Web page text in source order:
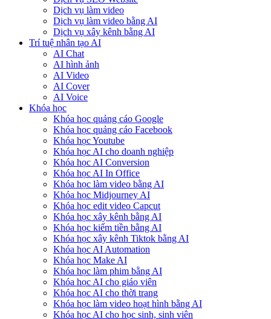
Dịch vụ làm video
Dịch vụ làm video bằng AI
Dịch vụ xây kênh bằng AI
Trí tuệ nhân tạo AI
AI Chat
AI hình ảnh
AI Video
AI Cover
AI Voice
Khóa học
Khóa học quảng cáo Google
Khóa học quảng cáo Facebook
Khóa học Youtube
Khóa học AI cho doanh nghiệp
Khóa học AI Conversion
Khóa học AI In Office
Khóa học làm video bằng AI
Khóa học Midjourney AI
Khóa học edit video Capcut
Khóa học xây kênh bằng AI
Khóa học kiếm tiền bằng AI
Khóa học xây kênh Tiktok bằng AI
Khóa học AI Automation
Khóa học Make AI
Khóa học làm phim bằng AI
Khóa học AI cho giáo viên
Khóa học AI cho thời trang
Khóa học làm video hoạt hình bằng AI
Khóa học AI cho học sinh, sinh viên